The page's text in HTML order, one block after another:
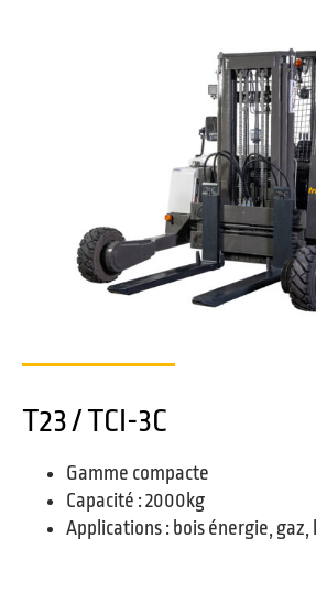
T23 / TCI-3C
Gamme compacte
Capacité : 2000kg
Applications : bois énergie,